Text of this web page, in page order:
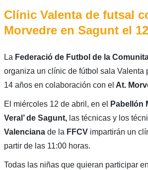
Clínic Valenta de futsal
Morvedre en Sagunt el
La Federació de Futbol de la
organiza un clínic de fútbol sala Valenta
14 años en colaboración con el At.
El miércoles 12 de abril, en el
Pabellón
Veral’ de Sagunt,las técnicas y los
Valenciana de la FFCVimpartirán un
partir de las 11:00 horas.
Todas las niñas que quieran participar